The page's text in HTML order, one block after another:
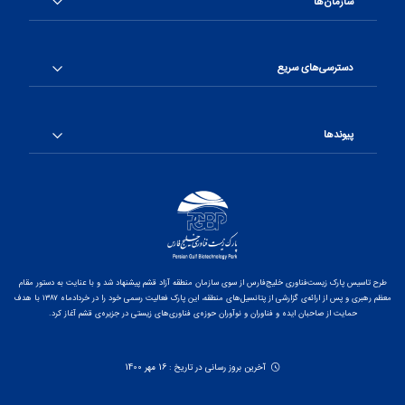
دسترسی‌های سریع
پیوندها
طرح تاسیس پارک زیست‌فناوری خلیج‌فارس از سوی سازمان منطقه آزاد قشم پیشنهاد شد و با عنایت به دستور مقام
معظم رهبری و پس از ارائه‌ی گزارشی از پتانسیل‌های منطقه، این پارک فعالیت رسمی خود را در خردادماه ۱۳۸۷ با هدف
حمایت از صاحبان ایده و فناوران و نوآوران حوزه‌ی فناوری‌های زیستی در جزیره‌ی قشم آغاز کرد.
آخرین بروز رسانی در تاریخ : 16 مهر 1400